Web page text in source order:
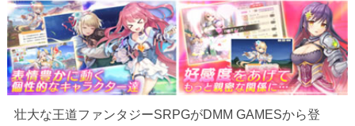
壮大な王道ファンタジーSRPGがDMM GAMESから登